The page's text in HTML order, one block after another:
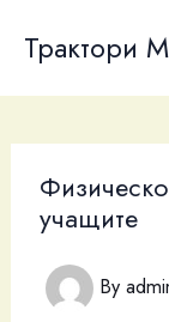
content
Трактори
учащите
By